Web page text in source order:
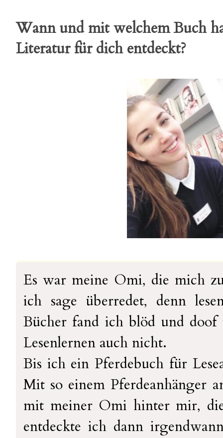
Wann und mit welchem Buch
Literatur für dich entdeckt?
Es war meine Omi, die mich
ich sage überredet, denn
Bücher fand ich blöd und doof
Lesenlernen auch nicht.
Bis ich ein Pferdebuch für
Mit so einem Pferdeanhänger
mit meiner Omi hinter mir,
entdeckte ich dann